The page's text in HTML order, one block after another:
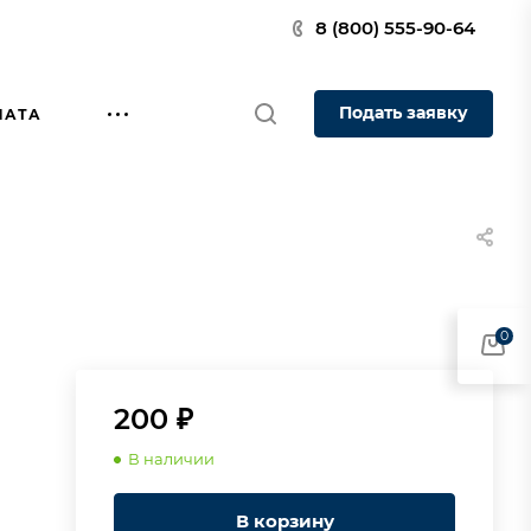
8 (800) 555-90-64
Подать заявку
200 ₽
В наличии
В корзину
0